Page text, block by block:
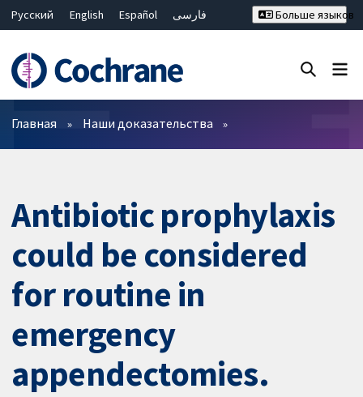
Русский English Español
فارسی
Bahasa Malaysia
ไทย
繁體中文
简体中文
Больше языков
Фильтры
Главная Наши доказательства
Antibiotic prophylaxis
could be considered
for routine in
emergency
appendectomies.